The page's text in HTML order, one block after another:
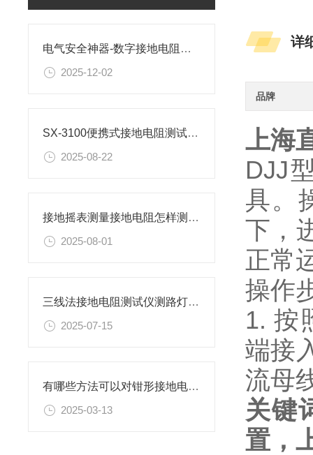
电气安全神器-数字接地电阻测试仪
2025-12-02
SX-3100便携式接地电阻测试仪的接线方法有哪两种？
2025-08-22
接地摇表测量接地电阻怎样测试？
2025-08-01
三线法接地电阻测试仪测路灯接地电阻？
2025-07-15
有哪些方法可以对钳形接地电阻测试仪进行校准？
2025-03-13
详
品牌
上海
DJJ
具。
下，
正常
操作
1. 按
端接
流母
关键
置，